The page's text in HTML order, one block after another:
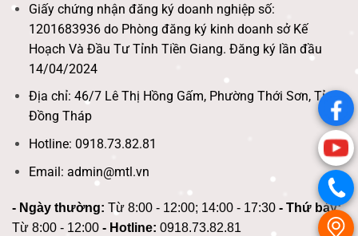
Giấy chứng nhận đăng ký doanh nghiệp số:
1201683936 do Phòng đăng ký kinh doanh sở Kế
Hoạch Và Đầu Tư Tỉnh Tiền Giang. Đăng ký lần đầu
14/04/2024
Địa chỉ: 46/7 Lê Thị Hồng Gấm, Phường Thới Sơn, Tỉnh
Đồng Tháp
Hotline: 0918.73.82.81
Email: admin@mtl.vn
- Ngày thường: Từ 8:00 - 12:00; 14:00 - 17:30 - Thứ bảy:
Từ 8:00 - 12:00 - Hotline: 0918.73.82.81
.
.
.
.